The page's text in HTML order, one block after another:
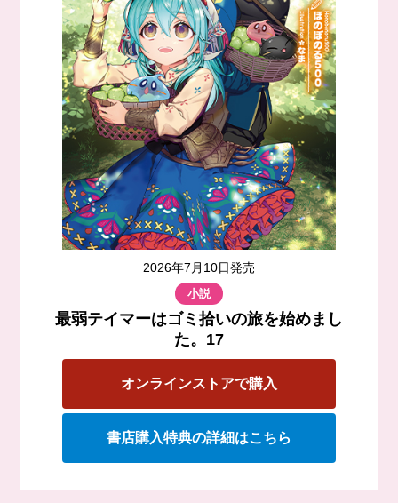
2024年12月25日
コミックス第7巻書影公開！
2024年11月11日
原作第13巻予約開始！
2024年11月11日
コミックス第7巻予約開始！
2024年11月11日
最弱テイマーはゴミ拾いの旅を始めました。ソラの砂時計 予
約開始！
最弱テイマーはゴミ拾いの旅を始めました。@COMIC クリ
オーディオブック版「最弱テイマーはゴミ拾いの旅を始めま
した。7」配信開始！
2026年7月10日発売
小説
最弱テイマーはゴミ拾いの旅を始めまし
た。17
オンラインストアで購入
書店購入特典の詳細はこちら